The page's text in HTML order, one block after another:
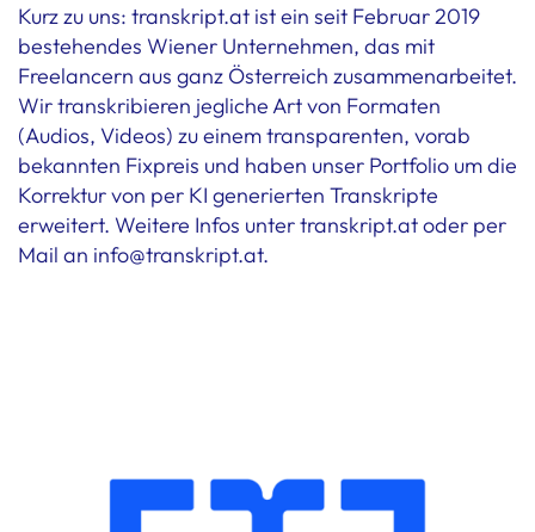
Kurz zu uns: transkript.at ist ein seit Februar 2019
bestehendes Wiener Unternehmen, das mit
Freelancern aus ganz Österreich zusammenarbeitet.
Wir transkribieren jegliche Art von Formaten
(Audios, Videos) zu einem transparenten, vorab
bekannten Fixpreis und haben unser Portfolio um die
Korrektur von per KI generierten Transkripte
erweitert. Weitere Infos unter transkript.at oder per
Mail an info@transkript.at.